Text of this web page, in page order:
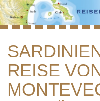
SARDINIEN
REISE